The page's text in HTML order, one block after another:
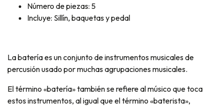
Número de piezas: 5
Incluye: Sillín, baquetas y pedal
La batería es un conjunto de instrumentos musicales de
percusión usado por muchas agrupaciones musicales.
El término «batería» también se refiere al músico que toca
estos instrumentos, al igual que el término «baterista»,